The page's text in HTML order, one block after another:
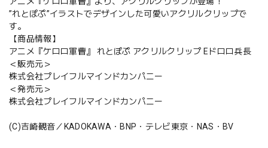
”れとぽぷ”イラストでデザインした可愛いアクリルクリップで
す。
【商品情報】
アニメ『ケロロ軍曹』 れとぽぷ アクリルクリップ Eドロロ兵長
＜販売元＞
株式会社プレイフルマインドカンパニー
＜発売元＞
株式会社プレイフルマインドカンパニー
(C)吉崎観音／KADOKAWA・BNP・テレビ東京・NAS・BV